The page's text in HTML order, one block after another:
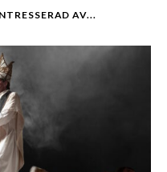
AV...